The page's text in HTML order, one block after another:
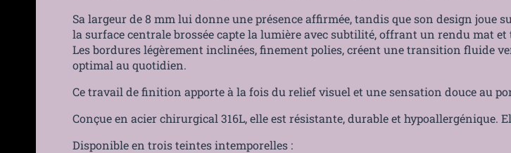
Sa largeur de 8 mm lui donne une présence affirmée, tandis que son design joue
la surface centrale brossée capte la lumière avec subtilité, offrant un rendu mat et
Les bordures légèrement inclinées, finement polies, créent une transition fluide
optimal au quotidien.
Ce travail de finition apporte à la fois du relief visuel et une sensation douce au
Conçue en acier chirurgical 316L, elle est résistante, durable et hypoallergénique.
Disponible en trois teintes intemporelles :